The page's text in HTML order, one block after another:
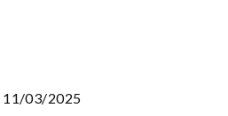
11/03/2025